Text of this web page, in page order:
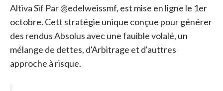
Altiva Sif Par @edelweissmf, est mise en ligne le 1er
octobre. Cett stratégie unique conçue pour générer
des rendus Absolus avec une fauible volalé, un
mélange de dettes, d'Arbitrage et d'auttres
approche à risque.